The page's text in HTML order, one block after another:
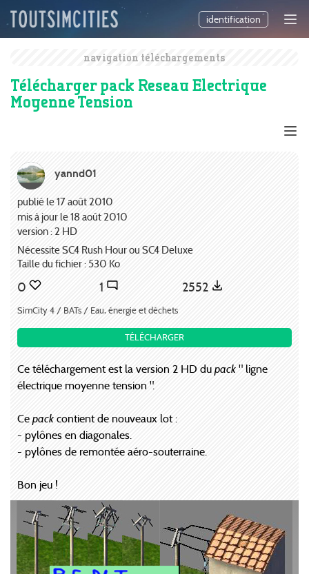
identification
navigation téléchargements
Télécharger pack Reseau Electrique
Moyenne Tension
yannd01
publié le 17 août 2010
mis à jour le 18 août 2010
version : 2 HD
Nécessite SC4 Rush Hour ou SC4 Deluxe
Taille du fichier : 530 Ko
0 1 2552
SimCity 4 / BATs / Eau, énergie et déchets
TÉLÉCHARGER
Ce téléchargement est la version 2 HD du pack " ligne
électrique moyenne tension ".
Ce pack contient de nouveaux lot :
- pylônes en diagonales.
- pylônes de remontée aéro-souterraine.
Bon jeu !